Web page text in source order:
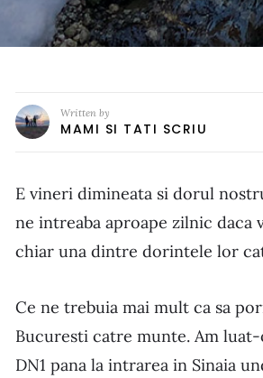
Written by
MAMI SI TATI SCRIU
E vineri dimineata si dorul
ne intreaba aproape zilnic daca
chiar una dintre dorintele lor
Ce ne trebuia mai mult ca sa
Bucuresti catre munte. Am
DN1 pana la intrarea in Sinaia